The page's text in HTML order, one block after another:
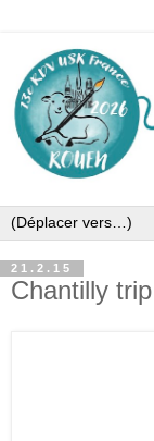
21.2.15
Chantilly trip